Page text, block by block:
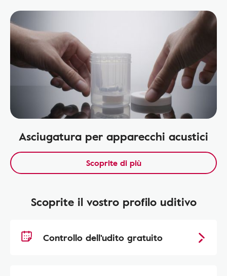
Asciugatura per apparecchi acustici
Scoprite di più
Scoprite il vostro profilo uditivo
Controllo dell'udito gratuito